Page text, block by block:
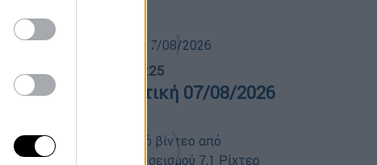
Δελτίο... 07.08.2026 14:25
Δελτίο στη νοηματική 07/08/2026